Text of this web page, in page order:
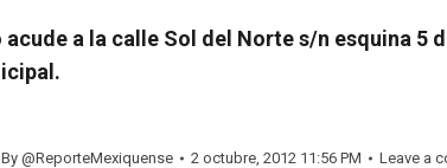
a la calle Sol del Norte s/n esquina 5
By @ReporteMexiquense 2 octubre, 2012 11:56 PM Leave a